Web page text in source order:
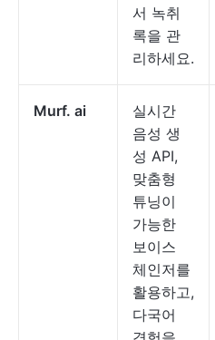
서 녹취
록을 관
리하세요.
Murf. ai
실시간
음성 생
성 API,
맞춤형
튜닝이
가능한
보이스
체인저를
활용하고,
다국어